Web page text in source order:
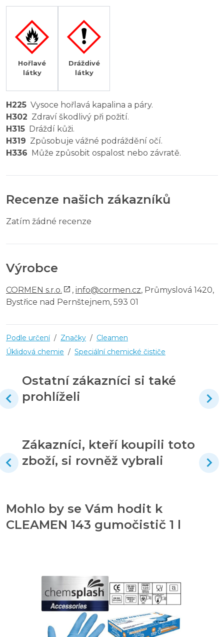
Hořlavé
látky
Dráždivé
látky
H225 Vysoce hořlavá kapalina a páry.
H302 Zdraví škodlivý při požití.
H315 Dráždí kůži.
H319 Způsobuje vážné podráždění očí.
H336 Může způsobit ospalost nebo závratě.
Recenze našich zákazníků
Zatím žádné recenze
Výrobce
CORMEN s.r.o. , info@cormen.cz, Průmyslová 1420,
Bystřice nad Pernštejnem, 593 01
Podle určení / Značky / Cleamen
Úklidová chemie / Speciální chemické čističe
Ostatní zákazníci si také
prohlíželi
Zákazníci, kteří koupili toto
zboží, si rovněž vybrali
Mohlo by se Vám hodit k
CLEAMEN 143 gumočistič 1 l